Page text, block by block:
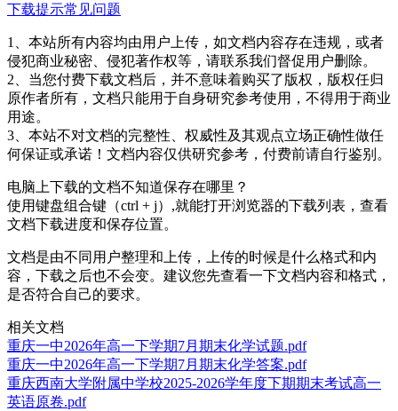
下载提示常见问题
1、本站所有内容均由用户上传，如文档内容存在违规，或者
侵犯商业秘密、侵犯著作权等，请联系我们督促用户删除。
2、当您付费下载文档后，并不意味着购买了版权，版权任归
原作者所有，文档只能用于自身研究参考使用，不得用于商业
用途。
3、本站不对文档的完整性、权威性及其观点立场正确性做任
何保证或承诺！文档内容仅供研究参考，付费前请自行鉴别。
电脑上下载的文档不知道保存在哪里？
使用键盘组合键（ctrl + j）,就能打开浏览器的下载列表，查看
文档下载进度和保存位置。
文档是由不同用户整理和上传，上传的时候是什么格式和内
容，下载之后也不会变。建议您先查看一下文档内容和格式，
是否符合自己的要求。
相关文档
重庆一中2026年高一下学期7月期末化学试题.pdf
重庆一中2026年高一下学期7月期末化学答案.pdf
重庆西南大学附属中学校2025-2026学年度下期期末考试高一
英语原卷.pdf